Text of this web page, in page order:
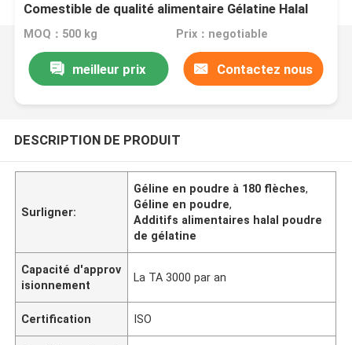
Comestible de qualité alimentaire Gélatine Halal
Jelly Comestible 160 180 250 280 Bloom
MOQ：500 kg Prix：negotiable
meilleur prix Contactez nous
DESCRIPTION DE PRODUIT
Surligner:
Géline en poudre à 180 flèches,
Géline en poudre,
Additifs alimentaires halal poudre
de gélatine
Capacité d'approv
isionnement
La TA 3000 par an
Certification ISO